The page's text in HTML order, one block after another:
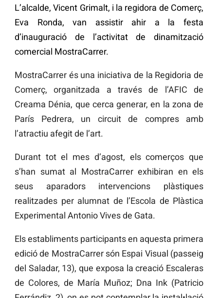
L’alcalde, Vicent Grimalt, i la regidora de Comerç,
Eva Ronda, van assistir ahir a la festa
d’inauguració de l’activitat de dinamització
comercial MostraCarrer.
MostraCarrer és una iniciativa de la Regidoria de
Comerç, organitzada a través de l’AFIC de
Creama Dénia, que cerca generar, en la zona de
París Pedrera, un circuit de compres amb
l’atractiu afegit de l’art.
Durant tot el mes d’agost, els comerços que
s’han sumat al MostraCarrer exhibiran en els
seus aparadors intervencions plàstiques
realitzades per alumnat de l’Escola de Plàstica
Experimental Antonio Vives de Gata.
Els establiments participants en aquesta primera
edició de MostraCarrer són Espai Visual (passeig
del Saladar, 13), que exposa la creació Escaleras
de Colores, de María Muñoz; Dna Ink (Patricio